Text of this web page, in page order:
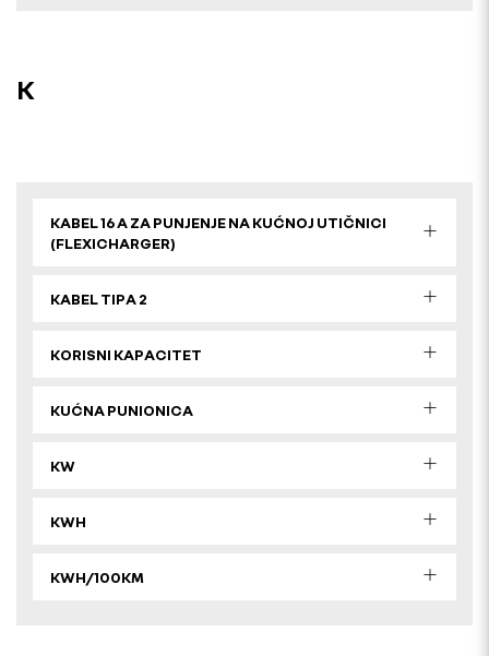
K
KABEL 16 A ZA PUNJENJE NA KUĆNOJ UTIČNICI
(FLEXICHARGER)
KABEL TIPA 2
KORISNI KAPACITET
KUĆNA PUNIONICA
KW
KWH
KWH/100KM